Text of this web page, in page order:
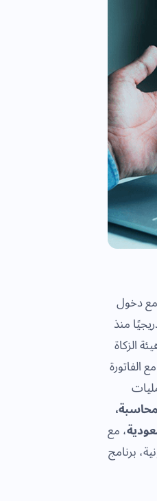
دخول
منذ
الزكاة
الفاتورة
، مع
برنامج